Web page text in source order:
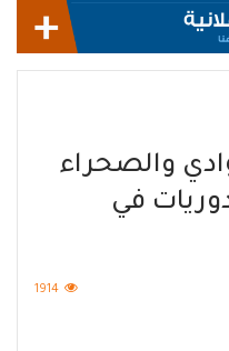
والصحراء
في
1914